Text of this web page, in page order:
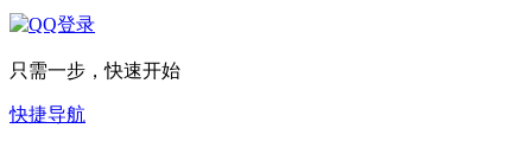
只需一步，快速开始
快捷导航